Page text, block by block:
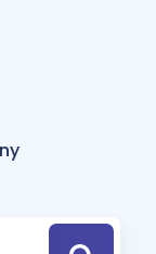
Hesaplama Aracı
için
Tek Takvimde
Hoca ile seni